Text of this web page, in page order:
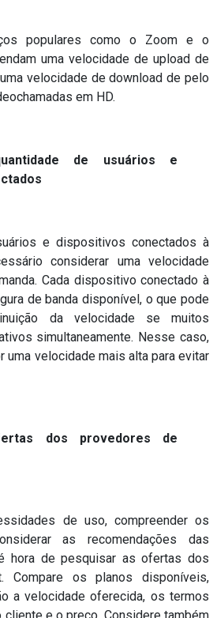
populares como o Zoom e o
uma velocidade de upload de
velocidade de download de pelo
em HD.
de usuários e
e dispositivos conectados à
considerar uma velocidade
Cada dispositivo conectado à
de banda disponível, o que pode
da velocidade se muitos
simultaneamente. Nesse caso,
uma velocidade mais alta para evitar
dos provedores de
de uso, compreender os
as recomendações das
hora de pesquisar as ofertas dos
Compare os planos disponíveis,
a velocidade oferecida, os termos